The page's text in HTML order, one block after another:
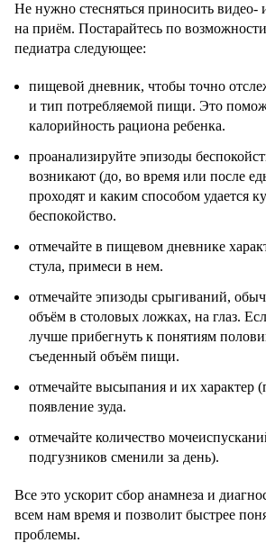
Не нужно стесняться приносить видео-
на приём. Постарайтесь по
педиатра следующее:
пищевой дневник, чтобы точно
и тип потребляемой пищи. Это
калорийность рациона ребенка.
проанализируйте эпизоды
возникают (до, во время или после
проходят и каким способом удается
беспокойство.
отмечайте в пищевом дневнике
стула, примеси в нем.
отмечайте эпизоды срыгиваний,
объём в столовых ложках, на глаз.
лучше прибегнуть к понятиям
съеденный объём пищи.
отмечайте высыпания и их характер
появление зуда.
отмечайте количество
подгузников сменили за день).
Все это ускорит сбор анамнеза и
всем нам время и позволит быстрее
проблемы.